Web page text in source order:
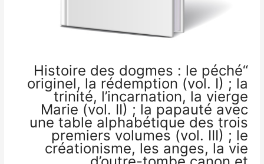
“Histoire des dogmes : le péché
originel, la rédemption (vol. I) ; la
trinité, l’incarnation, la vierge
Marie (vol. II) ; la papauté avec
une table alphabétique des trois
premiers volumes (vol. III) ; le
créationisme, les anges, la vie